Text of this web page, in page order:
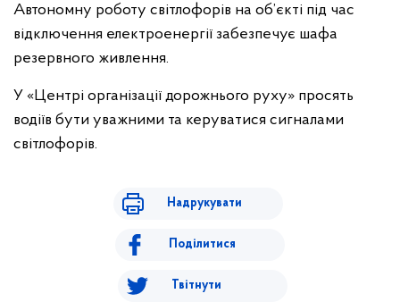
Автономну роботу світлофорів на об’єкті під час
відключення електроенергії забезпечує шафа
резервного живлення.
У «Центрі організації дорожнього руху» просять
водіїв бути уважними та керуватися сигналами
світлофорів.
Надрукувати
Поділитися
Твітнути